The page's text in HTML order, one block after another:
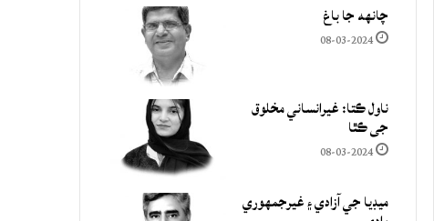
چانهه جا باغ
08-03-2024
ناول ڪتا: غيرانساني مخلوق
جي ڪٿا
08-03-2024
ميڊيا جي آزادي ۽ غيرجمھوري